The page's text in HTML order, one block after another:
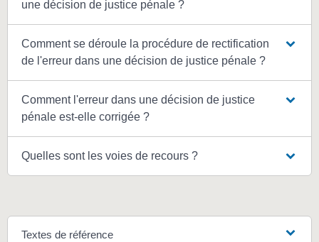
une décision de justice pénale ?
Comment se déroule la procédure de rectification
de l'erreur dans une décision de justice pénale ?
Comment l'erreur dans une décision de justice
pénale est-elle corrigée ?
Quelles sont les voies de recours ?
Textes de référence